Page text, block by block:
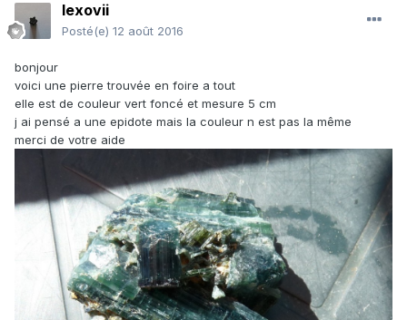
lexovii
Posté(e) 12 août 2016
bonjour
voici une pierre trouvée en foire a tout
elle est de couleur vert foncé et mesure 5 cm
j ai pensé a une epidote mais la couleur n est pas la même
merci de votre aide